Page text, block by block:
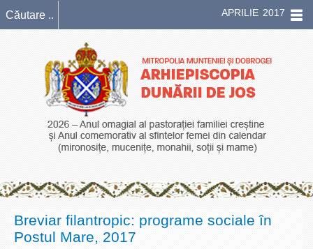
APRILIE 2017
Breviar filantropic: programe sociale în
Postul Mare, 2017